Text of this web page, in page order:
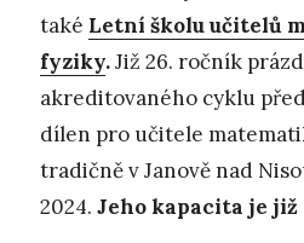
také Letní školu učitelů
fyziky.Již 26. ročník
akreditovaného cyklu
dílen pro učitele
tradičně v Janově nad
2024. Jeho kapacita je